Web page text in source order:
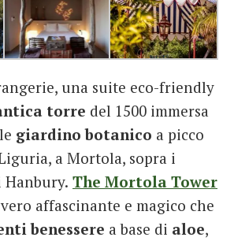
una suite eco-friendly
torre del 1500 immersa
giardino botanico a picco
a Mortola, sopra i
The Mortola Tower
affascinante e magico che
benessere a base di aloe,